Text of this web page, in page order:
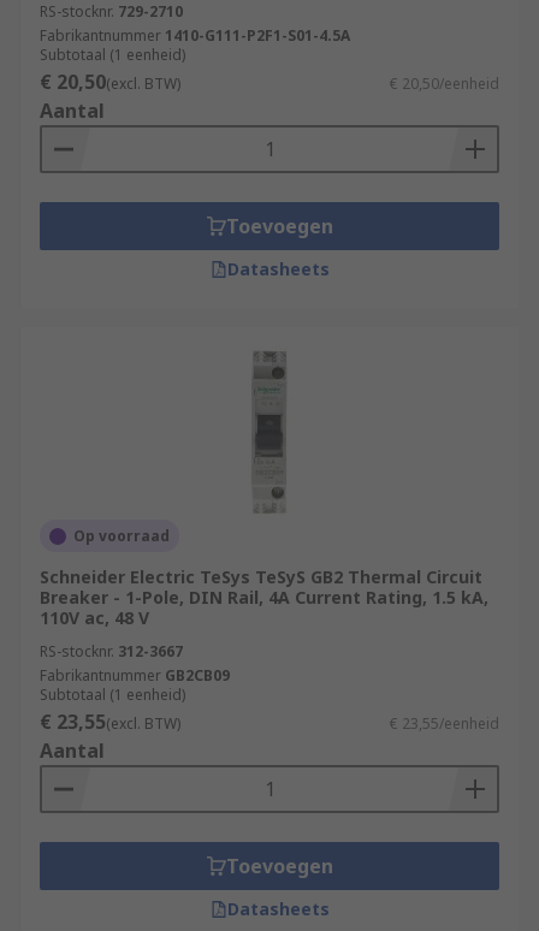
RS-stocknr. 729-2710
Fabrikantnummer 1410-G111-P2F1-S01-4.5A
Subtotaal (1 eenheid)
€ 20,50(excl. BTW) € 20,50/eenheid
Aantal
Toevoegen
Datasheets
Op voorraad
Schneider Electric TeSys TeSyS GB2 Thermal Circuit
Breaker - 1-Pole, DIN Rail, 4A Current Rating, 1.5 kA,
110V ac, 48 V
RS-stocknr. 312-3667
Fabrikantnummer GB2CB09
Subtotaal (1 eenheid)
€ 23,55(excl. BTW) € 23,55/eenheid
Aantal
Toevoegen
Datasheets